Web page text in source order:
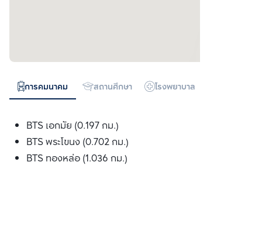
การคมนาคม สถานศึกษา โรงพยาบาล
BTS เอกมัย (0.197 กม.)
BTS พระโขนง (0.702 กม.)
BTS ทองหล่อ (1.036 กม.)